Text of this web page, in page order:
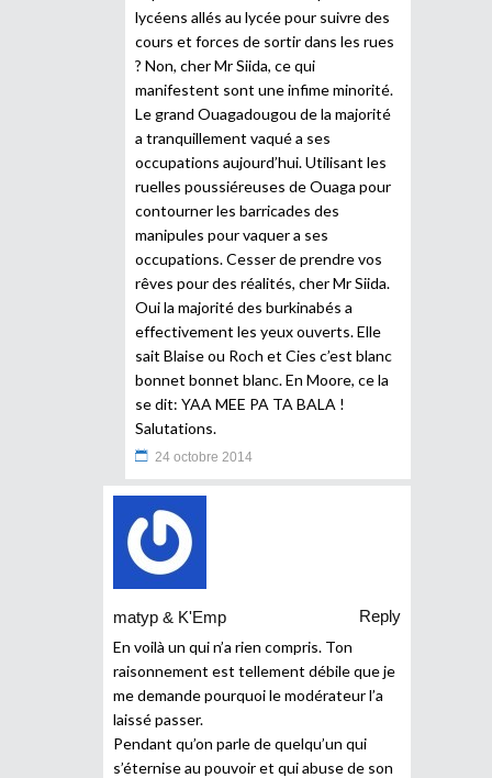
lycéens allés au lycée pour suivre des
cours et forces de sortir dans les rues
? Non, cher Mr Siida, ce qui
manifestent sont une infime minorité.
Le grand Ouagadougou de la majorité
a tranquillement vaqué a ses
occupations aujourd’hui. Utilisant les
ruelles poussiéreuses de Ouaga pour
contourner les barricades des
manipules pour vaquer a ses
occupations. Cesser de prendre vos
rêves pour des réalités, cher Mr Siida.
Oui la majorité des burkinabés a
effectivement les yeux ouverts. Elle
sait Blaise ou Roch et Cies c’est blanc
bonnet bonnet blanc. En Moore, ce la
se dit: YAA MEE PA TA BALA !
Salutations.
24 octobre 2014
matyp & K'Emp
Reply
En voilà un qui n’a rien compris. Ton
raisonnement est tellement débile que je
me demande pourquoi le modérateur l’a
laissé passer.
Pendant qu’on parle de quelqu’un qui
s’éternise au pouvoir et qui abuse de son